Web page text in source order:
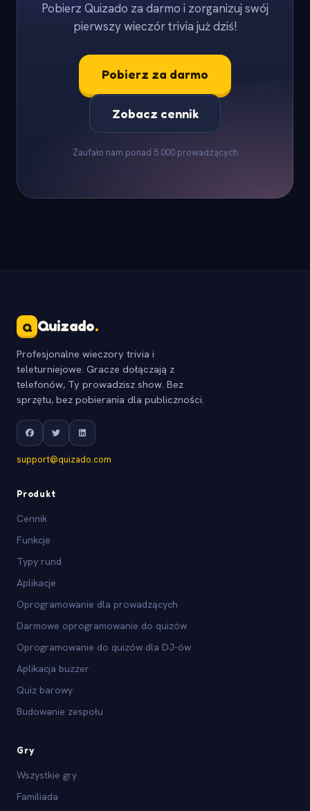
Pobierz Quizado za darmo i zorganizuj swój
pierwszy wieczór trivia już dziś!
Pobierz za darmo
Zobacz cennik
Zaufało nam ponad 5 000 prowadzących
Q Quizado.
Profesjonalne wieczory trivia i
teleturniejowe. Gracze dołączają z
telefonów, Ty prowadzisz show. Bez
sprzętu, bez pobierania dla publiczności.
support@quizado.com
Produkt
Cennik
Funkcje
Typy rund
Aplikacje
Oprogramowanie dla prowadzących
Darmowe oprogramowanie do quizów
Oprogramowanie do quizów dla DJ-ów
Aplikacja buzzer
Quiz barowy
Budowanie zespołu
Gry
Wszystkie gry
Familiada